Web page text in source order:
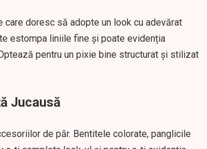
doresc să adopte un look cu adevărat
estompa liniile fine și poate evidenția
pentru un pixie bine structurat și stilizat
Jucausă
de păr. Bentitele colorate, panglicile